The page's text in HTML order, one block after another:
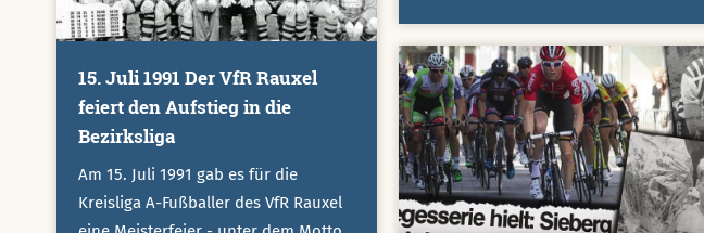
15. Juli 1991 Der VfR Rauxel
feiert den Aufstieg in die
Bezirksliga
Am 15. Juli 1991 gab es für die
Kreisliga A-Fußballer des VfR Rauxel